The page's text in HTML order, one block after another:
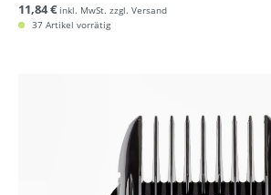
11,84 € inkl. MwSt. zzgl. Versand
37 Artikel vorrätig